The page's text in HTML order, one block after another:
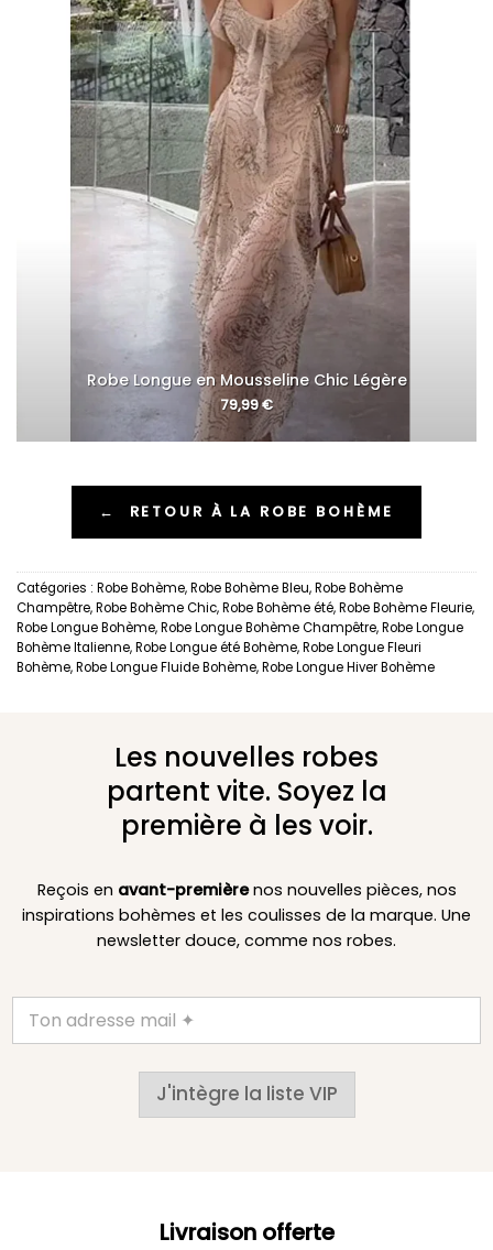
Robe Longue en Mousseline Chic Légère
79,99€
← RETOUR À LA ROBE BOHÈME
Catégories : Robe Bohème,Robe Bohème Bleu,Robe Bohème
Champêtre,Robe Bohème Chic,Robe Bohème été,Robe Bohème Fleurie,
Robe Longue Bohème,Robe Longue Bohème Champêtre,Robe Longue
Bohème Italienne,Robe Longue été Bohème,Robe Longue Fleuri
Bohème,Robe Longue Fluide Bohème,Robe Longue Hiver Bohème
Les nouvelles robes
partent vite. Soyez la
première à les voir.
Reçois en avant-premièrenos nouvelles pièces, nos
inspirations bohèmes et les coulisses de la marque. Une
newsletter douce, comme nos robes.
J'intègre la liste VIP
Livraison offerte